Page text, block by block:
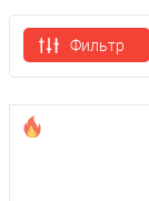
Фильтр